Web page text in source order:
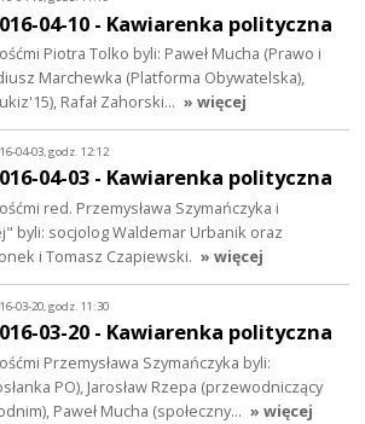
04-10 - Kawiarenka polityczna
Piotra Tolko byli: Paweł Mucha (Prawo i
Marchewka (Platforma Obywatelska),
Rafał Zahorski… » więcej
04-03, godz. 12:12
04-03 - Kawiarenka polityczna
red. Przemysława Szymańczyka i
byli: socjolog Waldemar Urbanik oraz
i Tomasz Czapiewski. » więcej
03-20, godz. 11:30
03-20 - Kawiarenka polityczna
Przemysława Szymańczyka byli:
PO), Jarosław Rzepa (przewodniczący
Paweł Mucha (społeczny… » więcej